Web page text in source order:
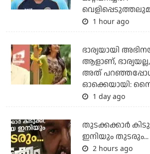
1 hour ago
ഭാര്യയായി
ആളാണ്,
അത്
ഓക്കെയായി:
1 day ago
തുടക്കക്കാര്‍
ഇനിയും തുടരും...
2 hours ago